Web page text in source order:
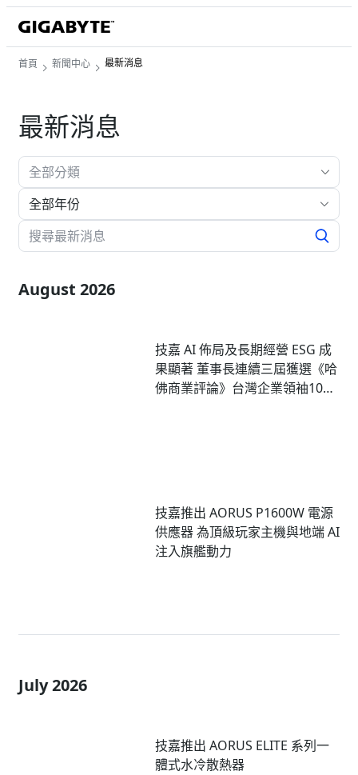
首頁 新聞中心 最新消息
最新消息
全部年份
August 2026
技嘉 AI 佈局及長期經營 ESG 成
果顯著 董事長連續三屆獲選《哈
佛商業評論》台灣企業領袖100
技嘉推出 AORUS P1600W 電源
供應器 為頂級玩家主機與地端 AI
注入旗艦動力
July 2026
技嘉推出 AORUS ELITE 系列一
體式水冷散熱器